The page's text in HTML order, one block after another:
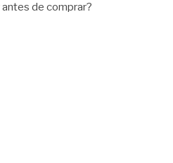
antes de comprar?